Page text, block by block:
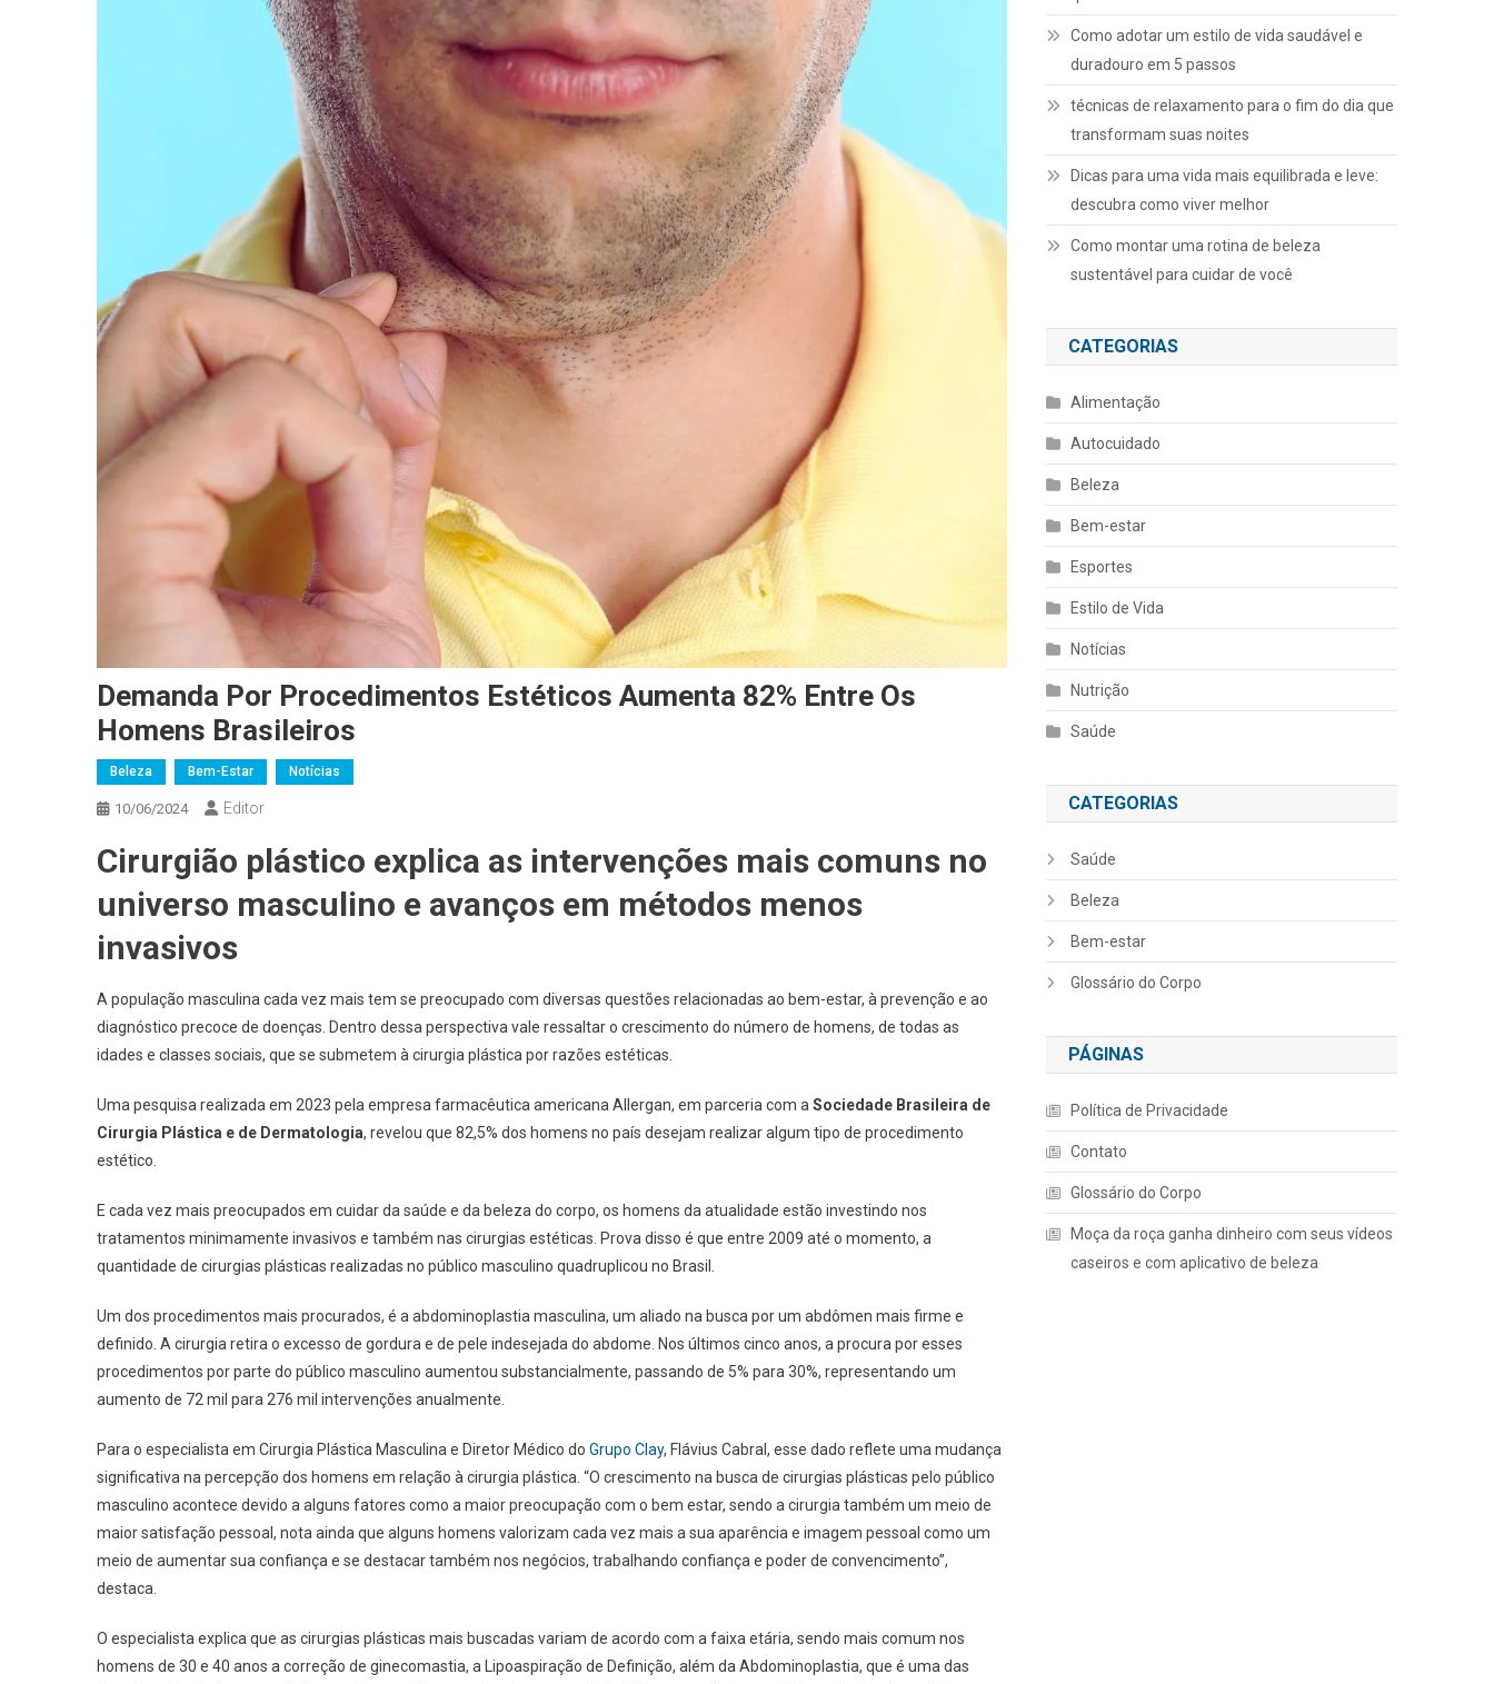
Demanda Por Procedimentos Estéticos Aumenta 82% Entre Os
Homens Brasileiros
Beleza Bem-Estar Notícias
10/06/2024 Editor
Cirurgião plástico explica as intervenções mais comuns no
universo masculino e avanços em métodos menos
invasivos
A população masculina cada vez mais tem se preocupado com diversas questões relacionadas ao bem-estar, à prevenção e ao
diagnóstico precoce de doenças. Dentro dessa perspectiva vale ressaltar o crescimento do número de homens, de todas as
idades e classes sociais, que se submetem à cirurgia plástica por razões estéticas.
Uma pesquisa realizada em 2023 pela empresa farmacêutica americana Allergan, em parceria com a Sociedade Brasileira de
Cirurgia Plástica e de Dermatologia, revelou que 82,5% dos homens no país desejam realizar algum tipo de procedimento
estético.
E cada vez mais preocupados em cuidar da saúde e da beleza do corpo, os homens da atualidade estão investindo nos
tratamentos minimamente invasivos e também nas cirurgias estéticas. Prova disso é que entre 2009 até o momento, a
quantidade de cirurgias plásticas realizadas no público masculino quadruplicou no Brasil.
Um dos procedimentos mais procurados, é a abdominoplastia masculina, um aliado na busca por um abdômen mais firme e
definido. A cirurgia retira o excesso de gordura e de pele indesejada do abdome. Nos últimos cinco anos, a procura por esses
procedimentos por parte do público masculino aumentou substancialmente, passando de 5% para 30%, representando um
aumento de 72 mil para 276 mil intervenções anualmente.
Para o especialista em Cirurgia Plástica Masculina e Diretor Médico do Grupo Clay, Flávius Cabral, esse dado reflete uma mudança
significativa na percepção dos homens em relação à cirurgia plástica. “O crescimento na busca de cirurgias plásticas pelo público
masculino acontece devido a alguns fatores como a maior preocupação com o bem estar, sendo a cirurgia também um meio de
maior satisfação pessoal, nota ainda que alguns homens valorizam cada vez mais a sua aparência e imagem pessoal como um
meio de aumentar sua confiança e se destacar também nos negócios, trabalhando confiança e poder de convencimento”,
destaca.
O especialista explica que as cirurgias plásticas mais buscadas variam de acordo com a faixa etária, sendo mais comum nos
homens de 30 e 40 anos a correção de ginecomastia, a Lipoaspiração de Definição, além da Abdominoplastia, que é uma das
Como adotar um estilo de vida saudável e
duradouro em 5 passos
técnicas de relaxamento para o fim do dia que
transformam suas noites
Dicas para uma vida mais equilibrada e leve:
descubra como viver melhor
Como montar uma rotina de beleza
sustentável para cuidar de você
CATEGORIAS
Alimentação
Autocuidado
Beleza
Bem-estar
Esportes
Estilo de Vida
Notícias
Nutrição
Saúde
CATEGORIAS
Saúde
Beleza
Bem-estar
Glossário do Corpo
PÁGINAS
Política de Privacidade
Contato
Glossário do Corpo
Moça da roça ganha dinheiro com seus vídeos
caseiros e com aplicativo de beleza